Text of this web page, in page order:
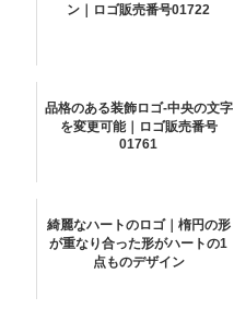
ン｜ロゴ販売番号01722
品格のある装飾ロゴ-中央の文字
を変更可能｜ロゴ販売番号
01761
綺麗なハートのロゴ｜楕円の形
が重なり合った形がハートの1
点ものデザイン